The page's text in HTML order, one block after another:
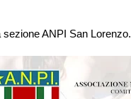
sezione ANPI San Lorenzo.